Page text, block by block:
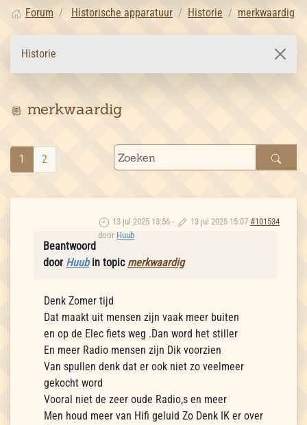
Forum Historische apparatuur Historie merkwaardig
Historie
merkwaardig
1 2
13 jul 2025 13:56 - 13 jul 2025 15:07 #101534
door Huub
Beantwoord
door Huubin topic merkwaardig
Denk Zomer tijd
Dat maakt uit mensen zijn vaak meer buiten
en op de Elec fiets weg .Dan word het stiller
En meer Radio mensen zijn Dik voorzien
Van spullen denk dat er ook niet zo veelmeer
gekocht word
Vooral niet de zeer oude Radio,s en meer
Men houd meer van Hifi geluid Zo Denk IK er over